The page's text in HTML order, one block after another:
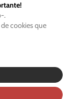
.
cookies que